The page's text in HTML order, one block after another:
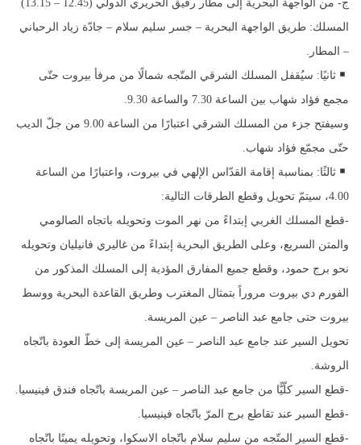
ج- من الواجهة البحرية إلى مطار رفيق الحريري الدولي (12.45 – 13.15)
المسلك: طريق الواجهة البحرية – جسر سليم سلام – جادّة زياد الرحباني
– المطار.
ثانيًا: سيُقفل المسلك الشرقي المتّجه شمالًا من مرفأ بيروت حتّى
مجمع فؤاد شهاب بين الساعة 7.30 والساعة 9.30.
وسيفتح جزء من المسلك الشرقي اعتبارًا من الساعة 9.00 من جلّ الديب
حتّى مجمّع فؤاد شهاب.
ثالثًا: بمناسبة إقامة القدّاس الإلهي في بيروت، واعتبارًا من الساعة
4.00، سيتمّ تحويل وقطع الطرقات التالية:
-قطع المسلك الغربي إبتداءً من نهر الموت وتحويله باتجاه الصالومي
والمتن السريع، وعلى الطريق البحرية إبتداءً من غاليري فانيليان وتحويله
نحو برج حمود، وقطع جميع المفارق المؤدية إلى المسلك المذكور من
الفورم دي بيروت مروراً بتمثال المغترب وطريق القاعدة البحرية ووسط
بيروت حتى جامع عبد الناصر – عين المريسة.
تحويل السير عند جامع عبد الناصر – عين المريسة إلى خطّ العودة باتّجاه
الروشة.
-قطع السير كلّيًّا من جامع عبد الناصر – عين المريسة باتّجاه فندق فينيسيا.
-قطع السير عند تقاطع برج المرّ باتّجاه فينيسيا.
-قطع السير المتّجه من سليم سلام باتّجاه الاسكوا، وتحويله يمينًا باتّجاه